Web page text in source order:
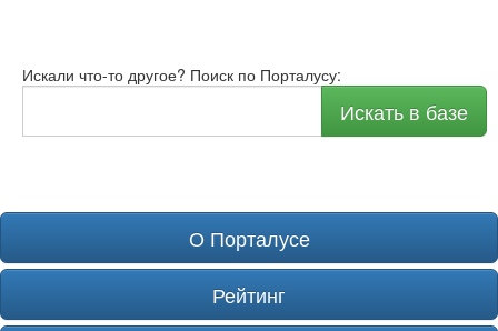
Искали что-то другое? Поиск по Порталусу:
Искать в базе
О Порталусе
Рейтинг